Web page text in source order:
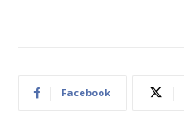
Facebook